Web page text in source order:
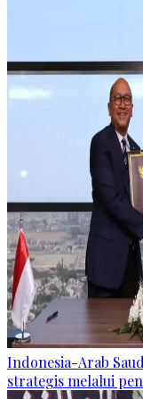
Indonesia-Arab
strategis melalui